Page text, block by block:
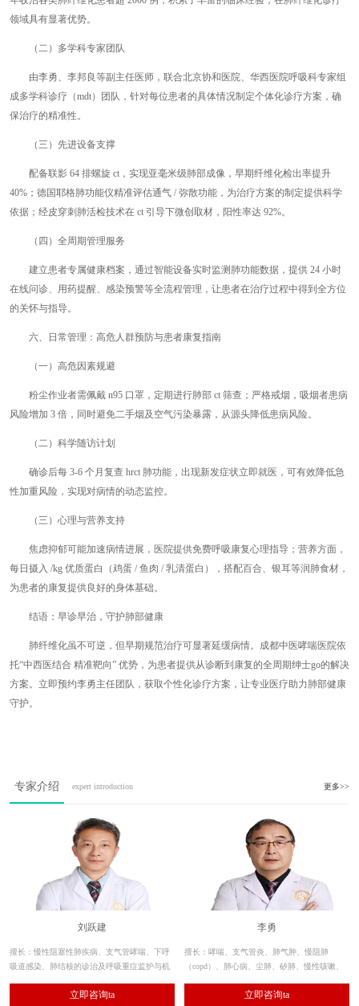
领域具有显著优势。
（二）多学科专家团队
由李勇、李邦良等副主任医师，联合北京协和医院、华西医院呼吸科专家组
成多学科诊疗（mdt）团队，针对每位患者的具体情况制定个体化诊疗方案，确
保治疗的精准性。
（三）先进设备支撑
配备联影 64 排螺旋 ct，实现亚毫米级肺部成像，早期纤维化检出率提升
40%；德国耶格肺功能仪精准评估通气 / 弥散功能，为治疗方案的制定提供科学
依据；经皮穿刺肺活检技术在 ct 引导下微创取材，阳性率达 92%。
（四）全周期管理服务
建立患者专属健康档案，通过智能设备实时监测肺功能数据，提供 24 小时
在线问诊、用药提醒、感染预警等全流程管理，让患者在治疗过程中得到全方位
的关怀与指导。
六、日常管理：高危人群预防与患者康复指南
（一）高危因素规避
粉尘作业者需佩戴 n95 口罩，定期进行肺部 ct 筛查；严格戒烟，吸烟者患病
风险增加 3 倍，同时避免二手烟及空气污染暴露，从源头降低患病风险。
（二）科学随访计划
确诊后每 3-6 个月复查 hrct 肺功能，出现新发症状立即就医，可有效降低急
性加重风险，实现对病情的动态监控。
（三）心理与营养支持
焦虑抑郁可能加速病情进展，医院提供免费呼吸康复心理指导；营养方面，
每日摄入 /kg 优质蛋白（鸡蛋 / 鱼肉 / 乳清蛋白），搭配百合、银耳等润肺食材，
为患者的康复提供良好的身体基础。
结语：早诊早治，守护肺部健康
肺纤维化虽不可逆，但早期规范治疗可显著延缓病情。成都中医哮喘医院依
托“中西医结合 精准靶向” 优势，为患者提供从诊断到康复的全周期绅士go的解决
方案。立即预约李勇主任团队，获取个性化诊疗方案，让专业医疗助力肺部健康
守护。
专家介绍 expert introduction 更多>>
刘跃建
擅长：慢性阻塞性肺疾病、支气管哮喘、下呼
吸道感染、肺结核的诊治及呼吸重症监护与机
治疗性应用及肺功能测定。
立即咨询ta
李勇
擅长：哮喘、支气管炎、肺气肿、慢阻肺
（copd）、肺心病、尘肺、矽肺、慢性咳嗽、
化、肺结节、呼吸衰竭等呼吸系统疾病的诊
立即咨询ta